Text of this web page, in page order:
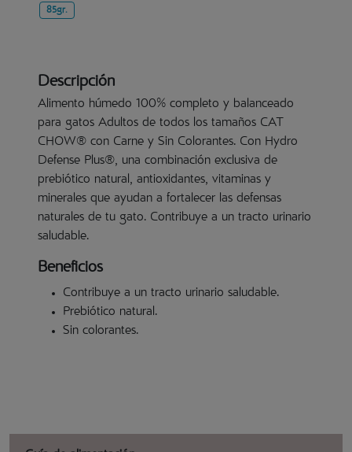
85gr.
Descripción
Alimento húmedo 100% completo y balanceado
para gatos Adultos de todos los tamaños CAT
CHOW® con Carne y Sin Colorantes. Con Hydro
Defense Plus®, una combinación exclusiva de
prebiótico natural, antioxidantes, vitaminas y
minerales que ayudan a fortalecer las defensas
naturales de tu gato. Contribuye a un tracto urinario
saludable.
Beneficios
Contribuye a un tracto urinario saludable.
Prebiótico natural.
Sin colorantes.